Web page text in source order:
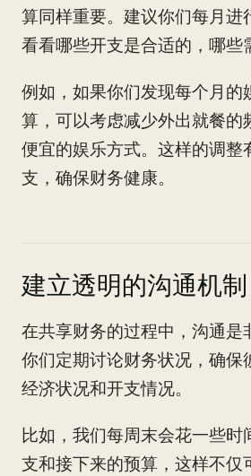
算同样重要。建议你们每月进
看看哪些开支是合适的，哪些
例如，如果你们发现每个月的
算，可以考虑减少外出就餐的
便宜的娱乐方式。这样的调整
支，确保财务健康。
建立透明的沟通机制
在共享财务的过程中，沟通是
你们定期讨论财务状况，确保
经济状况和开支情况。
比如，我们每周末会花一些时
支和接下来的预算，这样不仅